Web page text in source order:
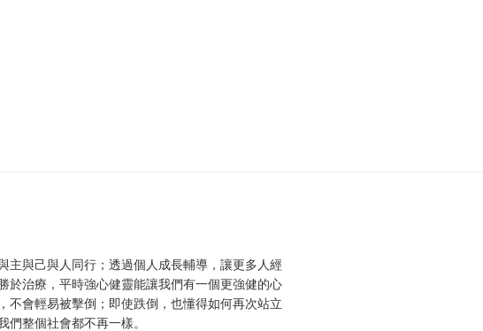
主與己與人同行；透過個人成長輔導，讓更多人經
於治療，平時強心健靈能讓我們有一個更強健的心
不會輕易被擊倒；即使跌倒，也懂得如何再次站立
們整個社會都不再一樣。